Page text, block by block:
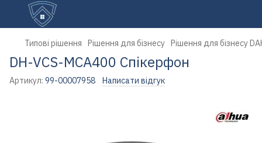
Типові рішення Рішення для бізнесу Рішення для бізнесу
DH-VCS-MCA400 Спікерфон
Артикул: 99-00007958 Написати відгук